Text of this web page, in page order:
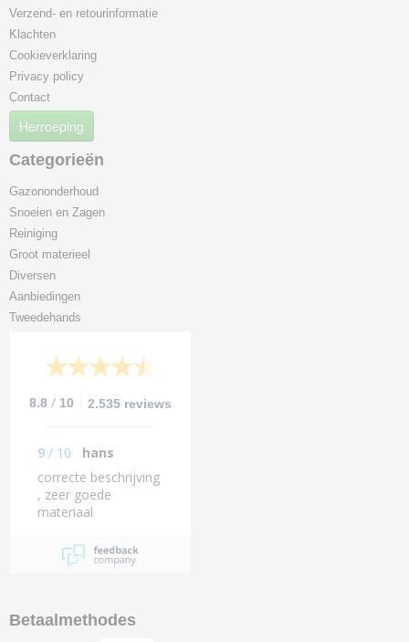
Verzend- en retourinformatie
Klachten
Cookieverklaring
Privacy policy
Contact
Herroeping
Categorieën
Gazononderhoud
Snoeien en Zagen
Reiniging
Groot materieel
Diversen
Aanbiedingen
Tweedehands
8.8 / 10 2.535 reviews
9 / 10
hans
correcte beschrijving
, zeer goede
materiaal
Betaalmethodes